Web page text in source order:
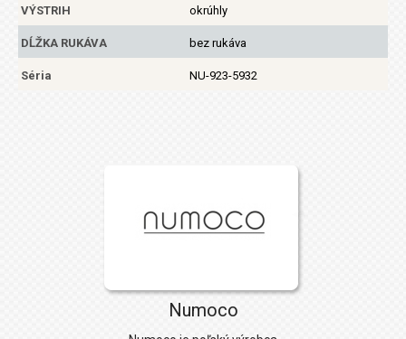
VÝSTRIH okrúhly
DĹŽKA RUKÁVA bez rukáva
Séria NU-923-5932
Numoco